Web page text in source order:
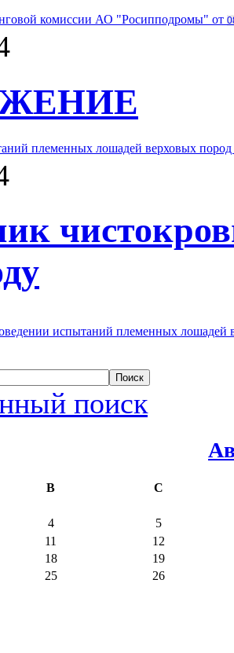
комиссии АО "Росипподромы" от
племенных лошадей верховых
испытаний племенных лошадей
поиск
В С
4
5
11
12
18
19
25
26